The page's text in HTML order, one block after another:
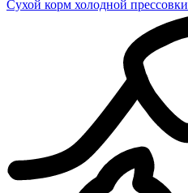
Сухой корм холодной прессовки